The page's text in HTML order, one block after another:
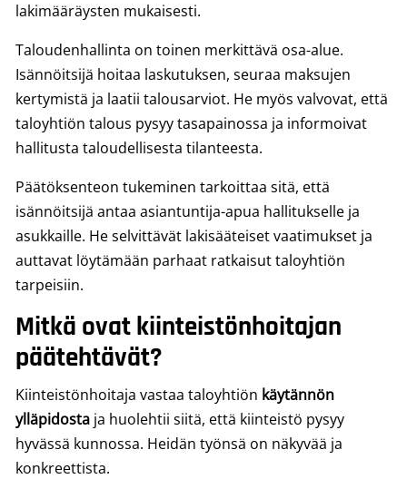
lakimääräysten mukaisesti.
Taloudenhallinta on toinen merkittävä osa-alue.
Isännöitsijä hoitaa laskutuksen, seuraa maksujen
kertymistä ja laatii talousarviot. He myös valvovat, että
taloyhtiön talous pysyy tasapainossa ja informoivat
hallitusta taloudellisesta tilanteesta.
Päätöksenteon tukeminen tarkoittaa sitä, että
isännöitsijä antaa asiantuntija-apua hallitukselle ja
asukkaille. He selvittävät lakisääteiset vaatimukset ja
auttavat löytämään parhaat ratkaisut taloyhtiön
tarpeisiin.
Mitkä ovat kiinteistönhoitajan
päätehtävät?
Kiinteistönhoitaja vastaa taloyhtiön käytännön
ylläpidosta ja huolehtii siitä, että kiinteistö pysyy
hyvässä kunnossa. Heidän työnsä on näkyvää ja
konkreettista.